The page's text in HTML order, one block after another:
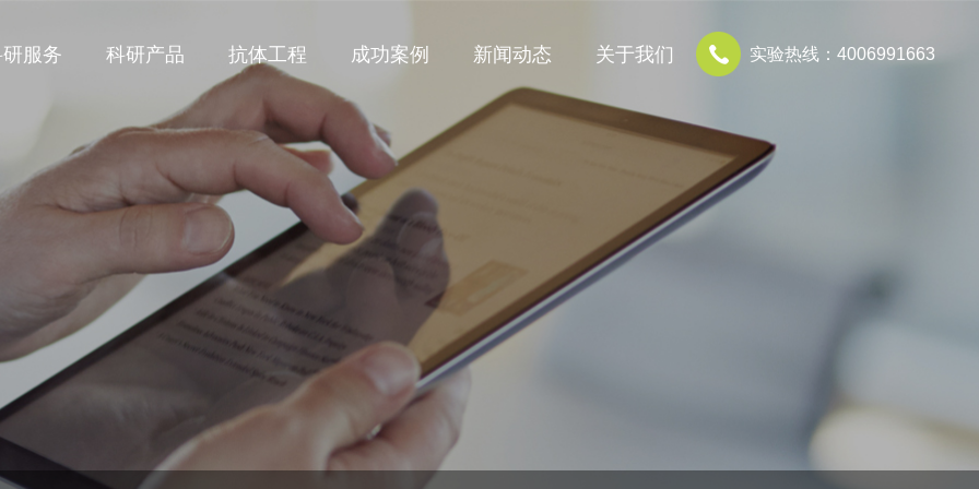
实验热线：4006991663
服务 科研产品 抗体工程 成功案例 新闻动态 关于我们